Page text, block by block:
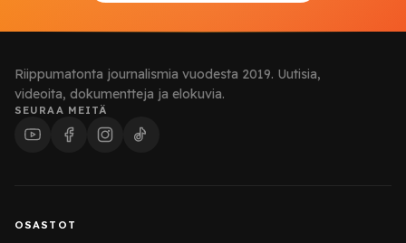
Riippumatonta journalismia vuodesta 2019. Uutisia,
videoita, dokumentteja ja elokuvia.
SEURAA MEITÄ
OSASTOT